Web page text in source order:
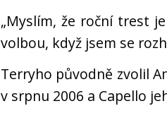
„Myslím, že roční trest
volbou, když jsem se
Terryho původně zvolil
v srpnu 2006 a Capello